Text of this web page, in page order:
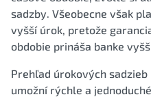
sadzby. Všeobecne však
vyšší úrok, pretože
obdobie prináša banke
Prehľad úrokových sadzieb
umožní rýchle a